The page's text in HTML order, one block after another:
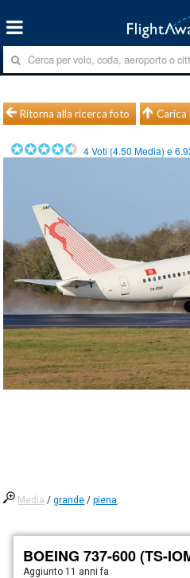
Ritorna alla ricerca foto Carica
4Voti (4.50 Media) e
Media /grande /piena
BOEING 737-600 (TS-
Aggiunto 11 anni fa